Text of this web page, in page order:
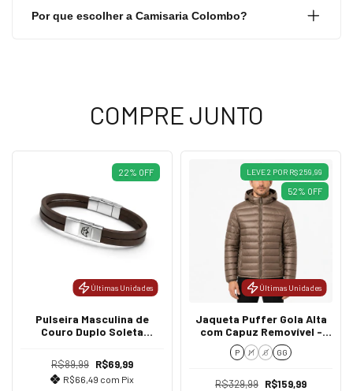
Por que escolher a Camisaria Colombo?
COMPRE JUNTO
Últimas Unidades
22% OFF
Pulseira Masculina de
Couro Duplo Soleta
R$89,99 R$69,99
R$66,49 com Pix
Últimas Unidades
LEVE 2 POR R$ 259,99
52% OFF
Jaqueta Puffer Gola Alta
com Capuz Removível -
Marrom
P M G GG
R$329,99 R$159,99